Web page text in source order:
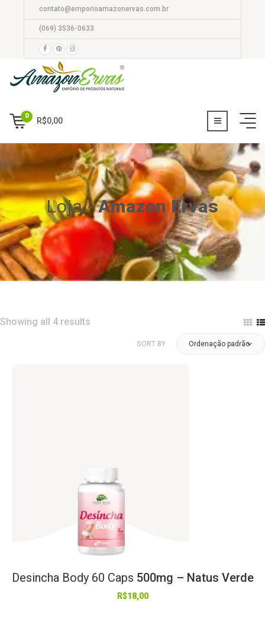
contato@emporioamazonervas.com.br
(069) 3536-0633
0
R$0,00
Loja -Amazon Ervas
Showing all 4 results
SORT BY Ordenação padrão
Desincha Body 60 Caps 500mg – Natus Verde
R$18,00